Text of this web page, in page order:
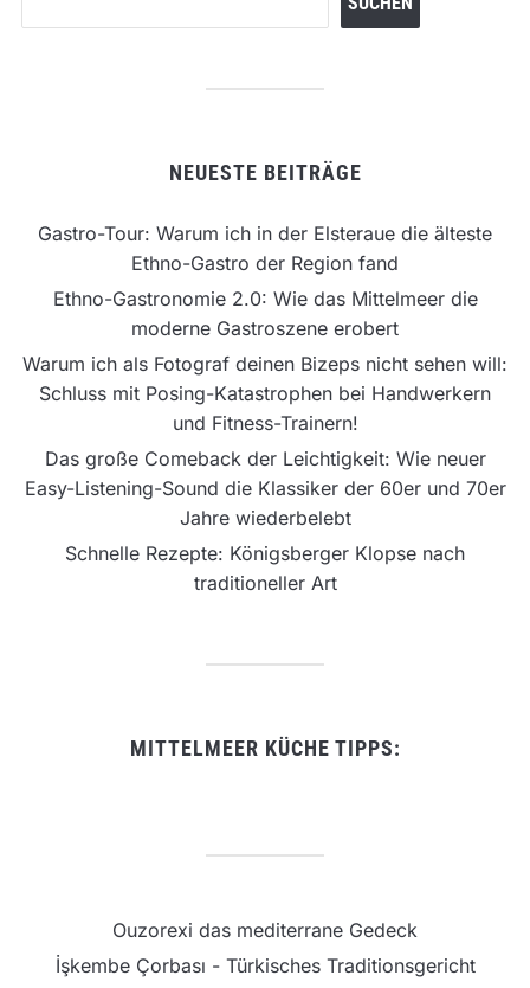
NEUESTE BEITRÄGE
Gastro-Tour: Warum ich in der Elsteraue die älteste
Ethno-Gastro der Region fand
Ethno-Gastronomie 2.0: Wie das Mittelmeer die
moderne Gastroszene erobert
Warum ich als Fotograf deinen Bizeps nicht sehen will:
Schluss mit Posing-Katastrophen bei Handwerkern
und Fitness-Trainern!
Das große Comeback der Leichtigkeit: Wie neuer
Easy-Listening-Sound die Klassiker der 60er und 70er
Jahre wiederbelebt
Schnelle Rezepte: Königsberger Klopse nach
traditioneller Art
MITTELMEER KÜCHE TIPPS:
Ouzorexi das mediterrane Gedeck
İşkembe Çorbası - Türkisches Traditionsgericht